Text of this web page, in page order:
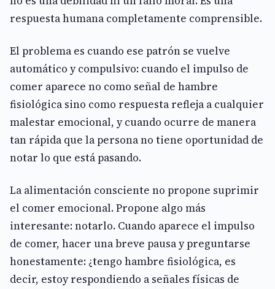
respuesta humana completamente comprensible.
El problema es cuando ese patrón se vuelve
automático y compulsivo: cuando el impulso de
comer aparece no como señal de hambre
fisiológica sino como respuesta refleja a cualquier
malestar emocional, y cuando ocurre de manera
tan rápida que la persona no tiene oportunidad de
notar lo que está pasando.
La alimentación consciente no propone suprimir
el comer emocional. Propone algo más
interesante: notarlo. Cuando aparece el impulso
de comer, hacer una breve pausa y preguntarse
honestamente: ¿tengo hambre fisiológica, es
decir, estoy respondiendo a señales físicas de